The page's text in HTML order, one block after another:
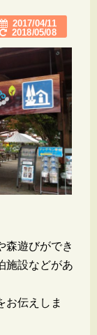
2017/04/11
2018/05/08
森遊びができ
施設などがあ
お伝えしま